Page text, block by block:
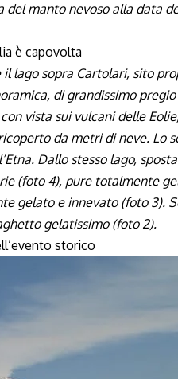
del manto nevoso alla data
è capovolta
lago sopra Cartolari, sito
di grandissimo
vista sui vulcani delle
da metri di neve. Lo
Dallo stesso lago,
(foto 4), pure totalmente
gelato e innevato (foto 3).
gelatissimo (foto 2).
storico